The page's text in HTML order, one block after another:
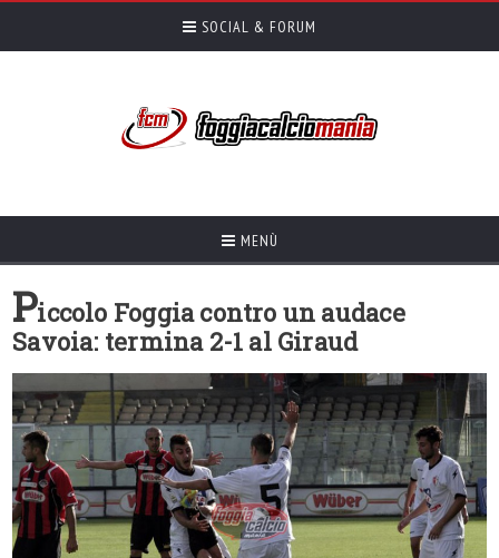
SOCIAL & FORUM
MENÙ
Piccolo Foggia contro un audace
Savoia: termina 2-1 al Giraud